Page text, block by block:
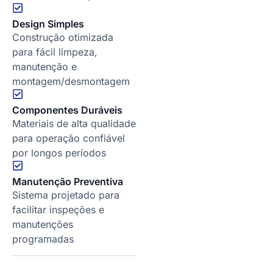
Design Simples
Construção otimizada
para fácil limpeza,
manutenção e
montagem/desmontagem
Componentes Duráveis
Materiais de alta qualidade
para operação confiável
por longos períodos
Manutenção Preventiva
Sistema projetado para
facilitar inspeções e
manutenções
programadas